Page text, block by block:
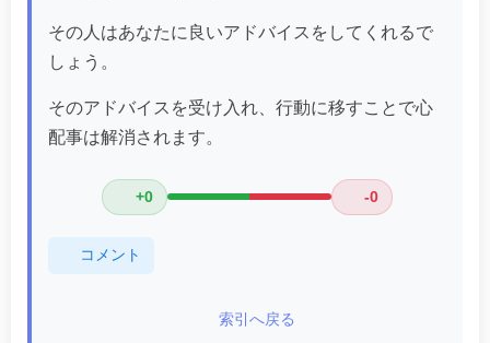
その人はあなたに良いアドバイスをしてくれるで
しょう。
そのアドバイスを受け入れ、行動に移すことで心
配事は解消されます。
+0 -0
コメント
索引へ戻る